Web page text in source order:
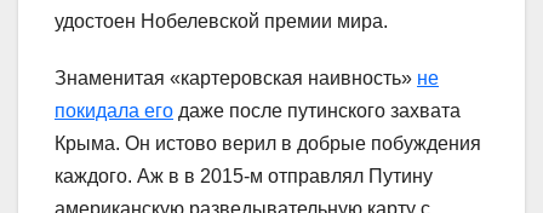
удостоен Нобелевской премии мира.
Знаменитая «картеровская наивность» не
покидала его даже после путинского захвата
Крыма. Он истово верил в добрые побуждения
каждого. Аж в в 2015-м отправлял Путину
американскую разведывательную карту с